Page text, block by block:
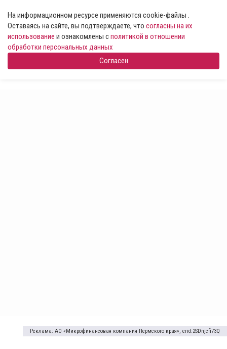
На информационном ресурсе применяются cookie-файлы .
Оставаясь на сайте, вы подтверждаете, что согласны на их
использование и ознакомлены сполитикой в отношении
обработки персональных данных
Согласен
Реклама: АО «Микрофинансовая компания Пермского края», erid:2SDnjcfi73Q